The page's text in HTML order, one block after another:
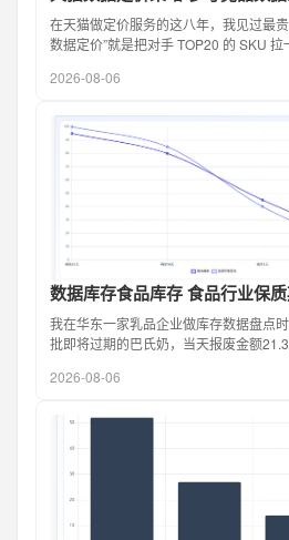
在天猫做定价服务的这八年，我见过最
数据定价”就是把对手 TOP20 的 SKU
2026-08-06
数据库存食品库存 食品行业保
我在华东一家乳品企业做库存数据盘点
批即将过期的巴氏奶，当天报废金额
2026-08-06